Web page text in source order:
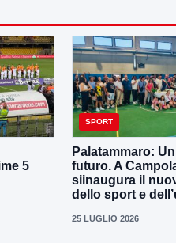
5
SPORT
Palatammaro:
futuro. A
siinaugura il
dello sport e
25 LUGLIO 2026